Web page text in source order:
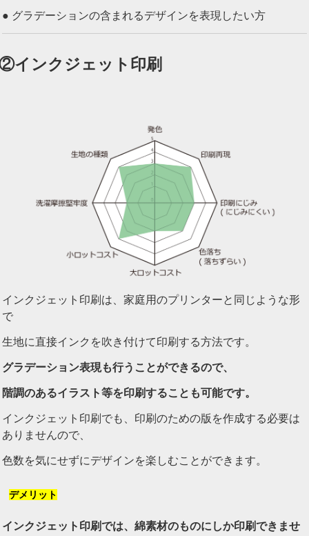
● グラデーションの含まれるデザインを表現したい方
インクジェット印刷
インクジェット印刷は、家庭用のプリンターと同じような形
で
生地に直接インクを吹き付けて印刷する方法です。
グラデーション表現も行うことができるので、
階調のあるイラスト等を印刷することも可能です。
インクジェット印刷でも、印刷のための版を作成する必要は
ありませんので、
色数を気にせずにデザインを楽しむことができます。
デメリット
インクジェット印刷では、綿素材のものにしか印刷できませ